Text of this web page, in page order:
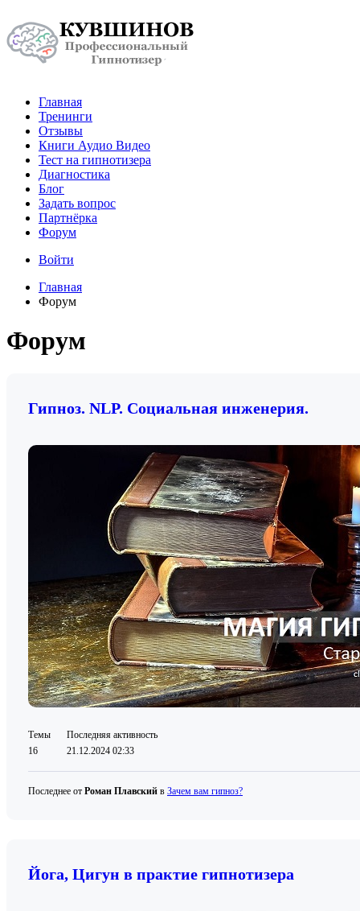
Главная
Тренинги
Отзывы
Книги Аудио Видео
Тест на гипнотизера
Диагностика
Блог
Задать вопрос
Партнёрка
Форум
Войти
Главная
Форум
Форум
Гипноз. NLP. Социальная инженерия.
Темы
16
Последняя активность
21.12.2024 02:33
Последнее от Роман Плавский в Зачем вам гипноз?
Йога, Цигун в практие гипнотизера